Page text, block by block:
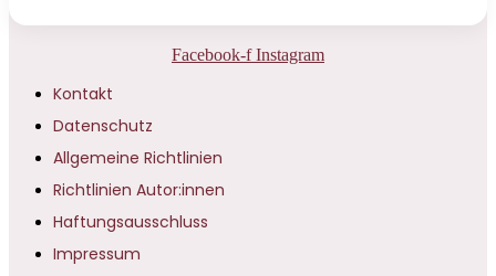
Facebook-f Instagram
Kontakt
Datenschutz
Allgemeine Richtlinien
Richtlinien Autor:innen
Haftungsausschluss
Impressum